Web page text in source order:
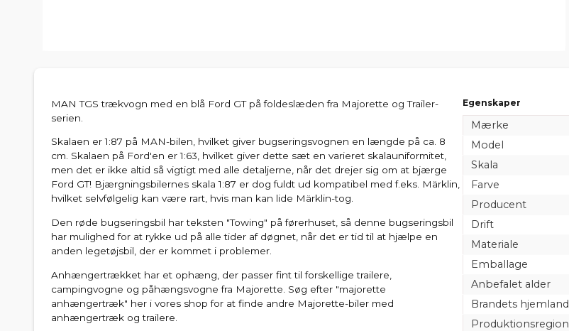
MAN TGS trækvogn med en blå Ford GT på foldeslæden fra Majorette og Trailer-
serien.
Skalaen er 1:87 på MAN-bilen, hvilket giver bugseringsvognen en længde på ca. 8
cm. Skalaen på Ford'en er 1:63, hvilket giver dette sæt en varieret skalauniformitet,
men det er ikke altid så vigtigt med alle detaljerne, når det drejer sig om at bjærge
Ford GT! Bjærgningsbilernes skala 1:87 er dog fuldt ud kompatibel med f.eks. Märklin,
hvilket selvfølgelig kan være rart, hvis man kan lide Märklin-tog.
Den røde bugseringsbil har teksten "Towing" på førerhuset, så denne bugseringsbil
har mulighed for at rykke ud på alle tider af døgnet, når det er tid til at hjælpe en
anden legetøjsbil, der er kommet i problemer.
Anhængertrækket har et ophæng, der passer fint til forskellige trailere,
campingvogne og påhængsvogne fra Majorette. Søg efter "majorette
anhængertræk" her i vores shop for at finde andre Majorette-biler med
anhængertræk og trailere.
Egenskaper
Mærke
Model
Skala
Farve
Producent
Drift
Materiale
Emballage
Anbefalet alder
Brandets hjemland
Produktionsregion